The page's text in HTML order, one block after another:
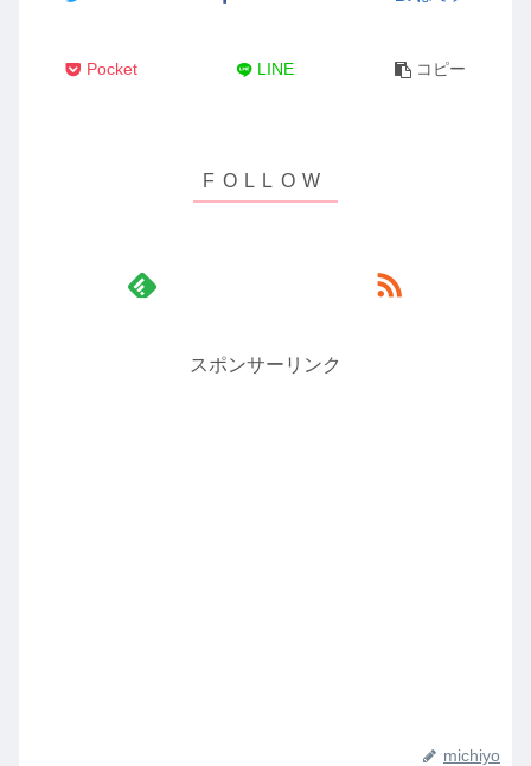
Pocket LINE コピー
スポンサーリンク
michiyo